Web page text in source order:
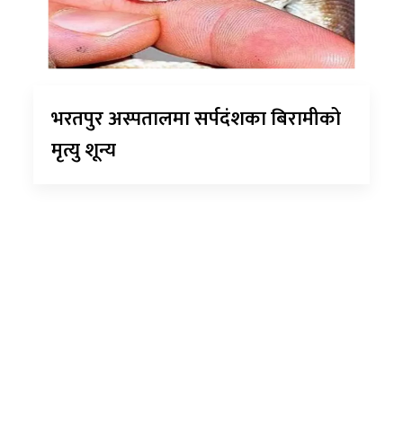
भरतपुर अस्पतालमा सर्पदंशका बिरामीको
मृत्यु शून्य